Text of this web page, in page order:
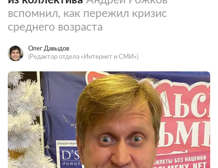
вспомнил, как пережил кризис
среднего возраста
Олег Давыдов
(Редактор отдела «Интернет и СМИ»)